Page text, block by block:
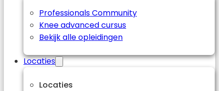
Professionals Community
Knee advanced cursus
Bekijk alle opleidingen
Locaties
Locaties